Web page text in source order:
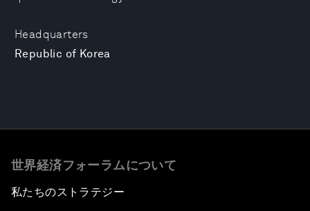
Headquarters
Republic of Korea
世界経済フォーラムについて
私たちのストラテジー